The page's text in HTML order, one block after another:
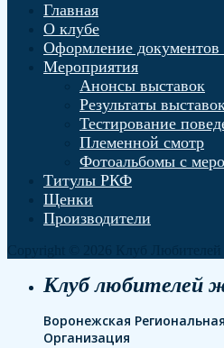
Главная
О клубе
Оформление
Мероприятия
Анонсы выставок
Результаты
Тестирование
Племенной смотр
Фотоальбомы с
Титулы РКФ
Щенки
Производители
Клуб любителей
Воронежская
Организация